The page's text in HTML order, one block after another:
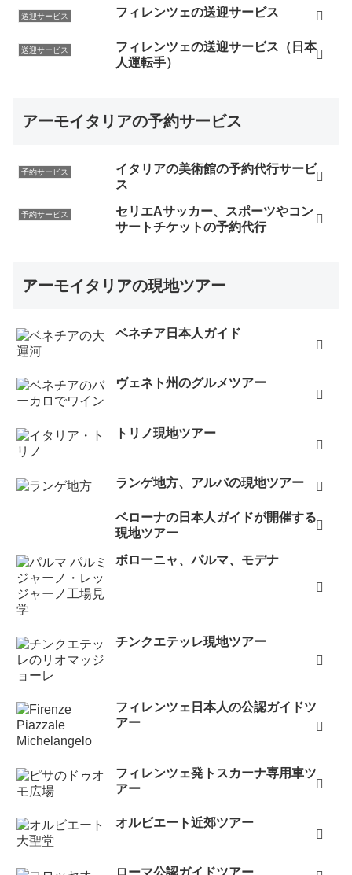
送迎サービス フィレンツェの送迎サービス
送迎サービス
フィレンツェの送迎サービス（日本
人運転手）
アーモイタリアの予約サービス
予約サービス
イタリアの美術館の予約代行サービ
ス
予約サービス
セリエAサッカー、スポーツやコン
サートチケットの予約代行
アーモイタリアの現地ツアー
ベネチア日本人ガイド
ヴェネト州のグルメツアー
トリノ現地ツアー
ランゲ地方、アルバの現地ツアー
ベローナの日本人ガイドが開催する
現地ツアー
ボローニャ、パルマ、モデナ
チンクエテッレ現地ツアー
フィレンツェ日本人の公認ガイドツ
アー
フィレンツェ発トスカーナ専用車ツ
アー
オルビエート近郊ツアー